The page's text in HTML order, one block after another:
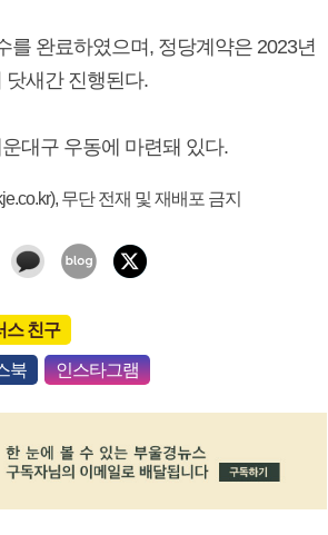
를 완료하였으며, 정당계약은 2023년
닷새간 진행된다.
대구 우동에 마련돼 있다.
무단 전재 및 재배포 금지
스 친구
북 인스타그램